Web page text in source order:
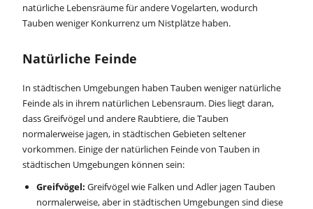
natürliche Lebensräume für andere Vogelarten, wodurch
Tauben weniger Konkurrenz um Nistplätze haben.
Natürliche Feinde
In städtischen Umgebungen haben Tauben weniger natürliche
Feinde als in ihrem natürlichen Lebensraum. Dies liegt daran,
dass Greifvögel und andere Raubtiere, die Tauben
normalerweise jagen, in städtischen Gebieten seltener
vorkommen. Einige der natürlichen Feinde von Tauben in
städtischen Umgebungen können sein:
Greifvögel: Greifvögel wie Falken und Adler jagen Tauben
normalerweise, aber in städtischen Umgebungen sind diese